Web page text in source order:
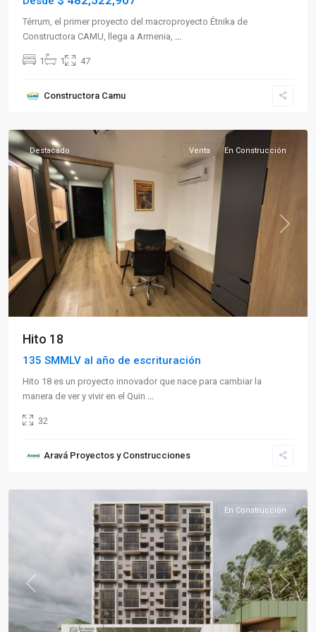
Térrum, el primer proyecto del macroproyecto Étnika de
Constructora CAMU, llega a Armenia, ...
1 1 47
Constructora Camu
Norte,
Previous Next
Destacado Venta En Construcción
Hito 18
135 SMMLV al año de escrituración
Hito 18 es un proyecto innovador que nace para cambiar la
manera de ver y vivir en el Quin ...
32
Aravá Proyectos y Construcciones
Norte,
Previous Next
En Construcción